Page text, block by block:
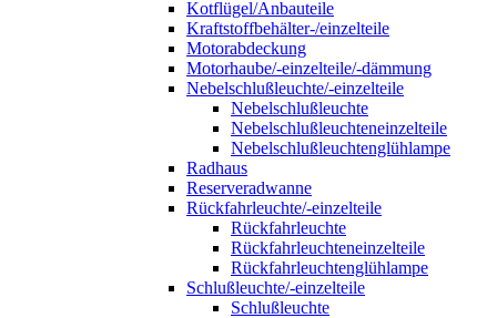
Kotflügel/Anbauteile
Kraftstoffbehälter-/einzelteile
Motorabdeckung
Motorhaube/-einzelteile/-dämmung
Nebelschlußleuchte/-einzelteile
Nebelschlußleuchte
Nebelschlußleuchteneinzelteile
Nebelschlußleuchtenglühlampe
Radhaus
Reserveradwanne
Rückfahrleuchte/-einzelteile
Rückfahrleuchte
Rückfahrleuchteneinzelteile
Rückfahrleuchtenglühlampe
Schlußleuchte/-einzelteile
Schlußleuchte